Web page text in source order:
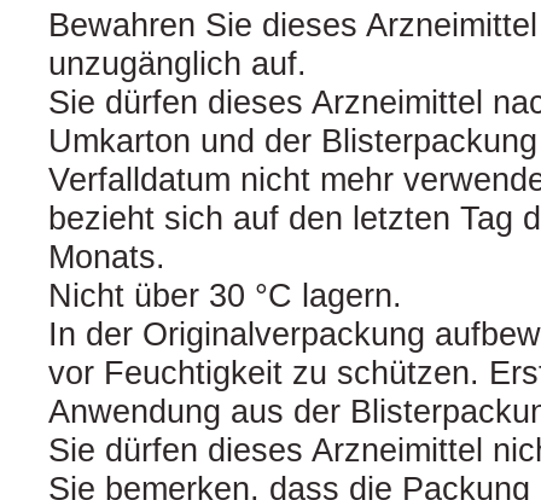
Bewahren Sie dieses
unzugänglich auf.
Sie dürfen dieses Arzneimittel
Umkarton und der
Verfalldatum nicht mehr
bezieht sich auf den letzten Tag
Monats.
Nicht über 30 °C lagern.
In der Originalverpackung
vor Feuchtigkeit zu schützen.
Anwendung aus der
Sie dürfen dieses Arzneimittel
Sie bemerken, dass die